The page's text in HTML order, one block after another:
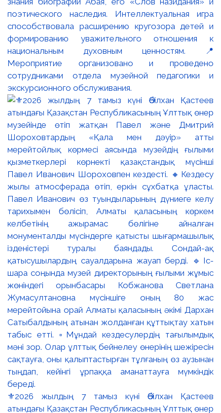
поэтического наследия. Интеллектуальная игра
способствовала расширению кругозора детей и
формированию уважительного отношения к
национальным духовным ценностям. 📍
Мероприятие организовано и проведено
сотрудниками отдела музейной педагогики и
экскурсионного обслуживания.
⚜️2026 жылдың 7 тамыз күні Әбілхан Қастеев
атындағы Қазақстан Республикасының Ұлттық өнер